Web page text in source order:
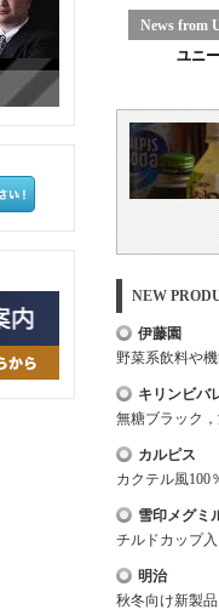
News from
ユニ
NEW
伊藤園
野菜系飲料や
キリンビバ
無糖ブラック
カルピス
カクテル風100
雪印メグミ
チルドカップ
明治
秋冬向け新製